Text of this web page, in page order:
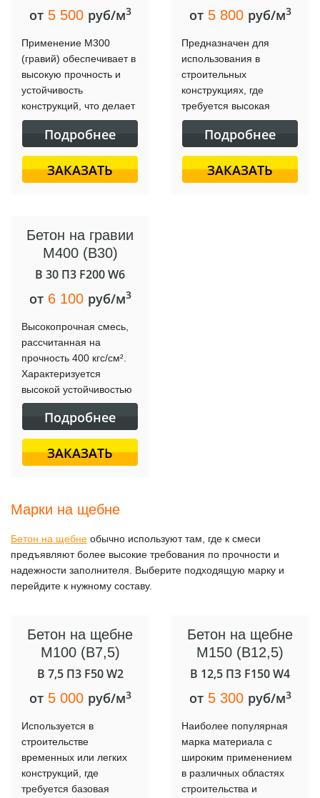
от5 500 руб/м3
Применение М300
(гравий) обеспечивает в
высокую прочность и
устойчивость
конструкций, что делает
его подходящим для
широкого спектра
Подробнее
ЗАКАЗАТЬ
от5 800 руб/м3
Предназначен для
использования в
строительных
конструкциях, где
требуется высокая
прочность и
устойчивость. Этот
подходит для
фундаментов, колонн,
Подробнее
ЗАКАЗАТЬ
Бетон на гравии
М400 (B30)
B 30 П3 F200 W6
от6 100 руб/м3
Высокопрочная смесь,
рассчитанная на
прочность 400 кгс/см².
Характеризуется
высокой устойчивостью
к нагрузкам, износу и
трещинам.
Применяется в
строительстве
сверхнадёжных
Подробнее
ЗАКАЗАТЬ
Марки на щебне
Бетон на щебне обычно используют там, где к смеси
предъявляют более высокие требования по прочности и
надежности заполнителя. Выберите подходящую марку и
перейдите к нужному составу.
Бетон на щебне
М100 (B7,5)
B 7,5 П3 F50 W2
от5 000 руб/м3
Используется в
строительстве
временных или легких
конструкций, где
требуется базовая
Бетон на щебне
М150 (B12,5)
B 12,5 ПЗ F150 W4
от5 300 руб/м3
Наиболее популярная
марка материала с
широким применением
в различных областях
строительства и